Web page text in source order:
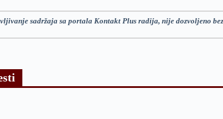
sadržaja sa portala Kontakt Plus radija, nije dozvoljeno